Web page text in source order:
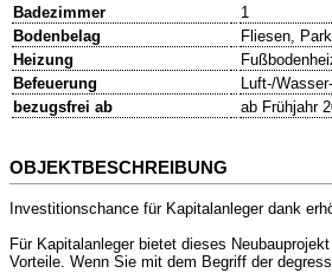
Badezimmer
1
Bodenbelag
Fliesen,
Heizung
Befeuerung
Luft-/
bezugsfrei ab
ab Frühjahr
OBJEKTBESCHREIBUNG
Investitionschance für Kapitalanleger dank
Für Kapitalanleger bietet dieses
Vorteile. Wenn Sie mit dem Begriff der